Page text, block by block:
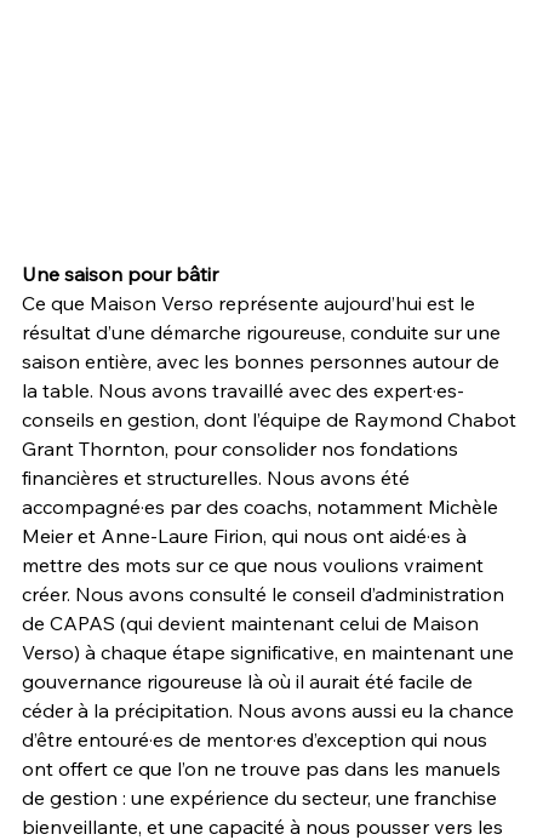
Une saison pour bâtir
Ce que Maison Verso représente aujourd’hui est le
résultat d’une démarche rigoureuse, conduite sur une
saison entière, avec les bonnes personnes autour de
la table. Nous avons travaillé avec des expert·es-
conseils en gestion, dont l’équipe de Raymond Chabot
Grant Thornton, pour consolider nos fondations
financières et structurelles. Nous avons été
accompagné·es par des coachs, notamment Michèle
Meier et Anne-Laure Firion, qui nous ont aidé·es à
mettre des mots sur ce que nous voulions vraiment
créer. Nous avons consulté le conseil d’administration
de CAPAS (qui devient maintenant celui de Maison
Verso) à chaque étape significative, en maintenant une
gouvernance rigoureuse là où il aurait été facile de
céder à la précipitation. Nous avons aussi eu la chance
d’être entouré·es de mentor·es d’exception qui nous
ont offert ce que l’on ne trouve pas dans les manuels
de gestion : une expérience du secteur, une franchise
bienveillante, et une capacité à nous pousser vers les